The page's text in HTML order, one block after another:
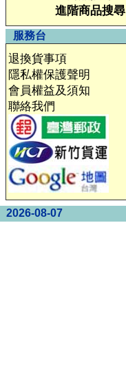
進階商品搜尋
服務台
退換貨事項
隱私權保護聲明
會員權益及須知
聯絡我們
2026-08-07